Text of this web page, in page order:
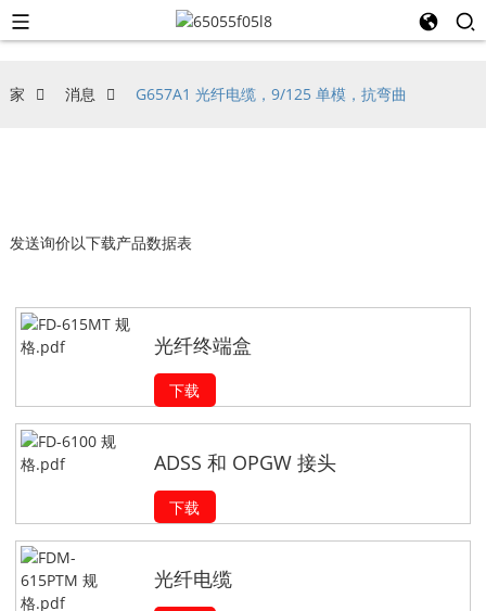
家 消息 G657A1 光纤电缆，9/125 单模，抗弯曲
发送询价以下载产品数据表
光纤终端盒
下载
ADSS 和 OPGW 接头
下载
光纤电缆